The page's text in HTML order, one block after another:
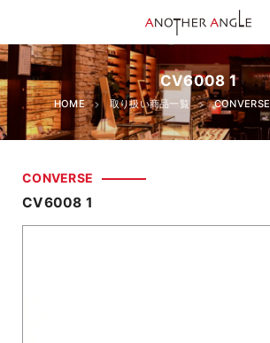
CV6008 1
HOME 取り扱い商品一覧 CONVERSE
CONVERSE
CV6008 1